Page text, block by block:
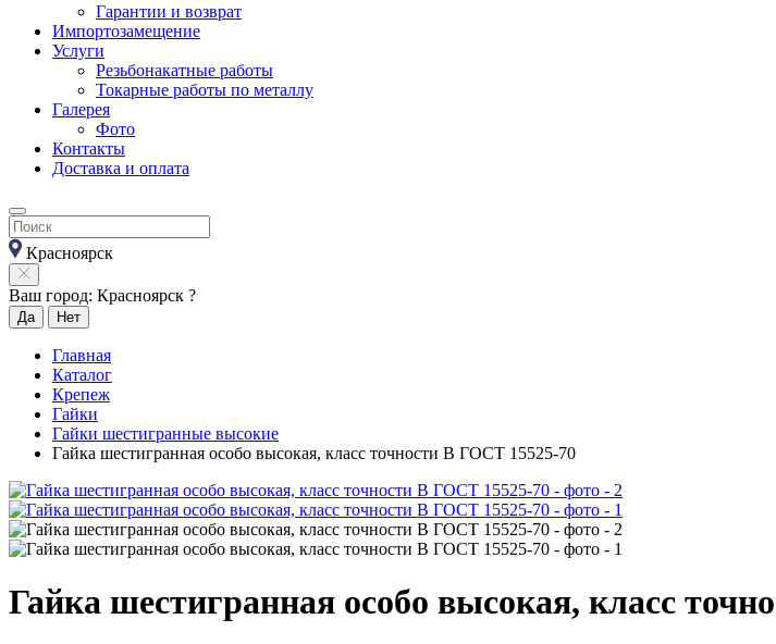
Гарантии и возврат
Импортозамещение
Услуги
Резьбонакатные работы
Токарные работы по металлу
Галерея
Фото
Контакты
Доставка и оплата
Красноярск
Ваш город: Красноярск ?
Да Нет
Главная
Каталог
Крепеж
Гайки
Гайки шестигранные высокие
Гайка шестигранная особо высокая, класс точности В ГОСТ 15525-70
Гайка шестигранная особо высокая, класс